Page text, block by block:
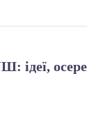
ідеї,